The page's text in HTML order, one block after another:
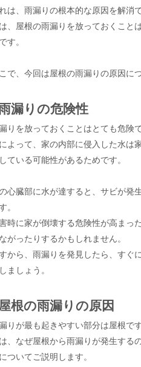
は、雨漏りの根本的な原因を解消
、屋根の雨漏りを放っておくこと
す。
で、今回は屋根の雨漏りの原因に
漏りの危険性
りを放っておくことはとても危険で
よって、家の内部に侵入した水は
ている可能性があるためです。
心臓部に水が達すると、サビが発
。
時に家が倒壊する危険性が高まっ
がったりするかもしれません。
から、雨漏りを発見したら、すぐ
ましょう。
根の雨漏りの原因
りが最も起きやすい部分は屋根です
、なぜ屋根から雨漏りが発生する
ついてご説明します。